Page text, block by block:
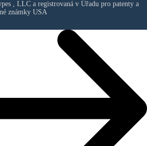
, LLCa registrovaná v Úřadu pro patenty a
známky USA